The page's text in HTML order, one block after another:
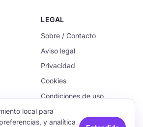
LEGAL
Sobre / Contacto
Aviso legal
Privacidad
Cookies
Condiciones de uso
local para
y analítica